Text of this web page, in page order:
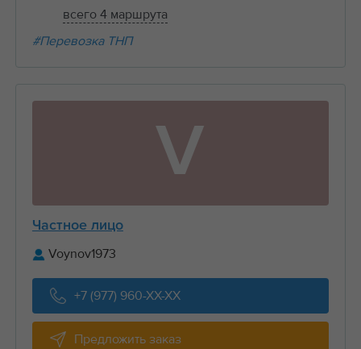
всего 4 маршрута
#Перевозка ТНП
V
Частное лицо
Voynov1973
+7 (977) 960-XX-XX
Предложить заказ